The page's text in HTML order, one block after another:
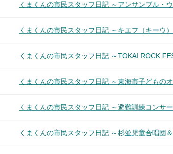
くまくんの市民スタッフ日記 ～アンサンブル・
くまくんの市民スタッフ日記 ～キエフ（キーウ
くまくんの市民スタッフ日記 ～TOKAI ROCK
くまくんの市民スタッフ日記 ～東海市子どもの
くまくんの市民スタッフ日記 ～避難訓練コンサ
くまくんの市民スタッフ日記 ～杉並児童合唱団